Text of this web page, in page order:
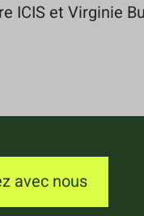
ICIS et Virginie
avec nous